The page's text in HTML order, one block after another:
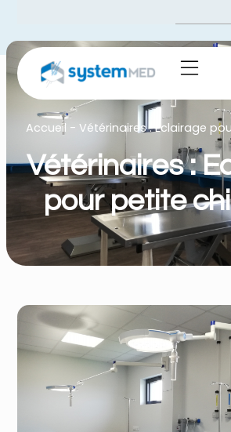
Accueil - Vétérinaires : Eclairage
Vétérinaires :
pour petite